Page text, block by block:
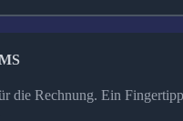
die Rechnung. Ein